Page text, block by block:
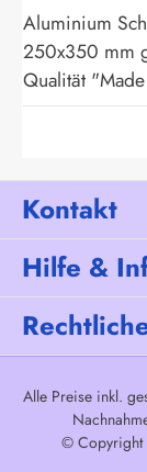
Aluminium
250x350 mm
Qualität
Kontakt
Hilfe &
Alle Preise inkl.
© Copyright